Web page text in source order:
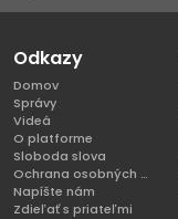
Odkazy
Domov
Správy
Videá
O platforme
Sloboda slova
Ochrana osobných údajov
Napíšte nám
Zdieľať s priateľmi